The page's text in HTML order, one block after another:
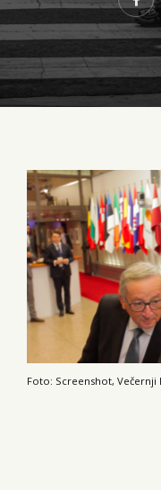
Foto: Screenshot, Večernji